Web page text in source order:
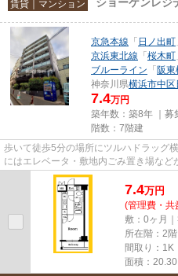
賃貸｜マンション
京急本線 「 日ノ出町
京浜東北線 「 桜木町
ブルーライン 「 阪東
神奈川県横浜市中区
7.4万円
築年数：築8年 ｜募
階数：7階建
歩いて徒歩5分の場所にツルハドラッグ
にはエレベータ・敷地内ごみ置き場な
周辺には、徒歩5分で利用でき...
7.4万円
(管理費・共
敷：0ヶ月
所在階：2階
間取り：1K
面積：20.30